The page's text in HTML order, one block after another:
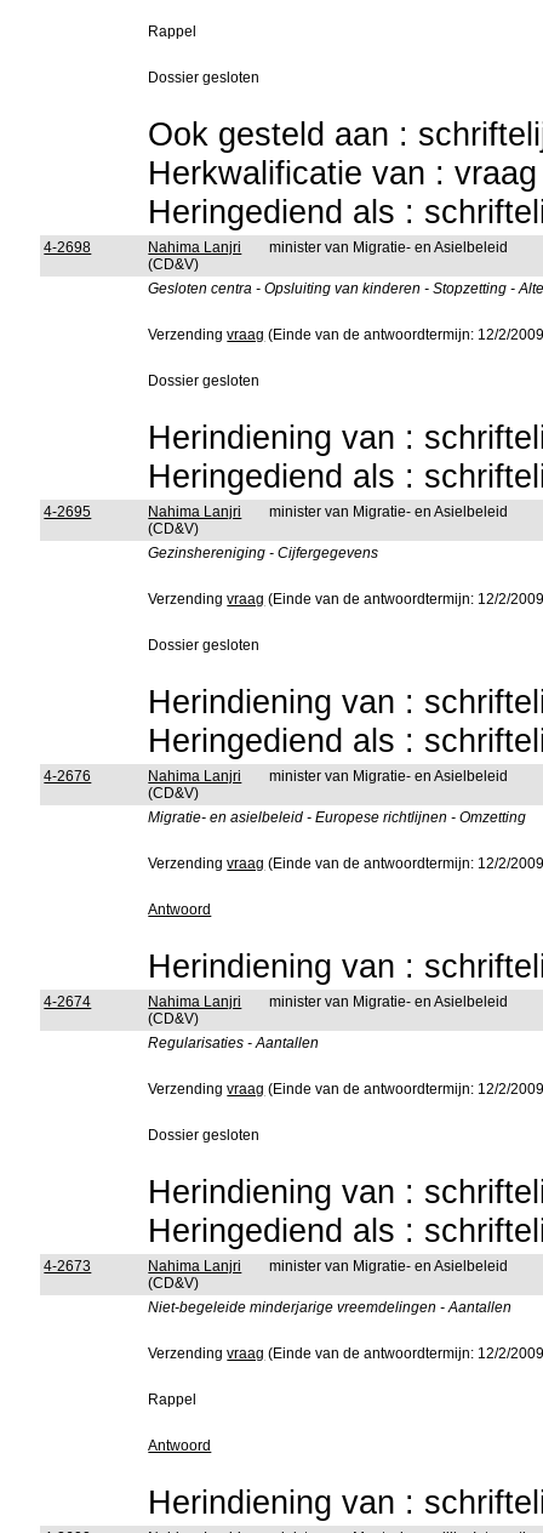
Rappel
Dossier gesloten
Ook gesteld aan :
Herkwalificatie van :
Heringediend als :
4-2698
Nahima Lanjri
(CD&V)
minister van Migratie- en Asielbeleid
Gesloten centra - Opsluiting van kinderen - Stopzetting -
Verzendingvraag (Einde van de antwoordtermijn: 12/2/
Dossier gesloten
Herindiening van :
Heringediend als :
4-2695
Nahima Lanjri
(CD&V)
minister van Migratie- en Asielbeleid
Gezinshereniging - Cijfergegevens
Verzendingvraag (Einde van de antwoordtermijn: 12/2/
Dossier gesloten
Herindiening van :
Heringediend als :
4-2676
Nahima Lanjri
(CD&V)
minister van Migratie- en Asielbeleid
Migratie- en asielbeleid - Europese richtlijnen - Omzetting
Verzendingvraag (Einde van de antwoordtermijn: 12/2/
Antwoord
Herindiening van :
4-2674
Nahima Lanjri
(CD&V)
minister van Migratie- en Asielbeleid
Regularisaties - Aantallen
Verzendingvraag (Einde van de antwoordtermijn: 12/2/
Dossier gesloten
Herindiening van :
Heringediend als :
4-2673
Nahima Lanjri
(CD&V)
minister van Migratie- en Asielbeleid
Niet-begeleide minderjarige vreemdelingen - Aantallen
Verzendingvraag (Einde van de antwoordtermijn: 12/2/
Rappel
Antwoord
Herindiening van :